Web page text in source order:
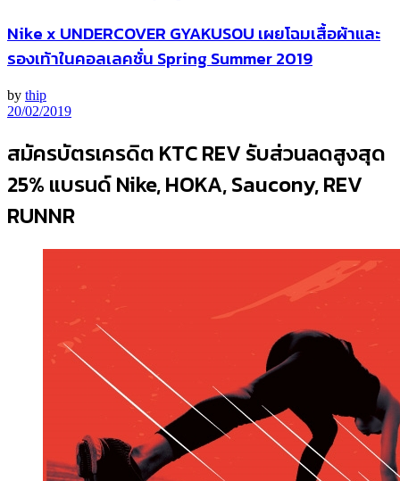
Nike x UNDERCOVER GYAKUSOU เผยโฉมเสื้อผ้าและ
รองเท้าในคอลเลคชั่น Spring Summer 2019
by thip
20/02/2019
สมัครบัตรเครดิต KTC REV รับส่วนลดสูงสุด
25% แบรนด์ Nike, HOKA, Saucony, REV
RUNNR